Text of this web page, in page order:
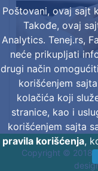
Copyright © 2018
Poštovani, ovaj sajt
Takođe, ovaj
Analytics. Tenej.rs,
neće prikupljati
drugi način
korišćenjem
kolačića koji
stranice, kao i
korišćenjem sajta
pravila korišćenja,